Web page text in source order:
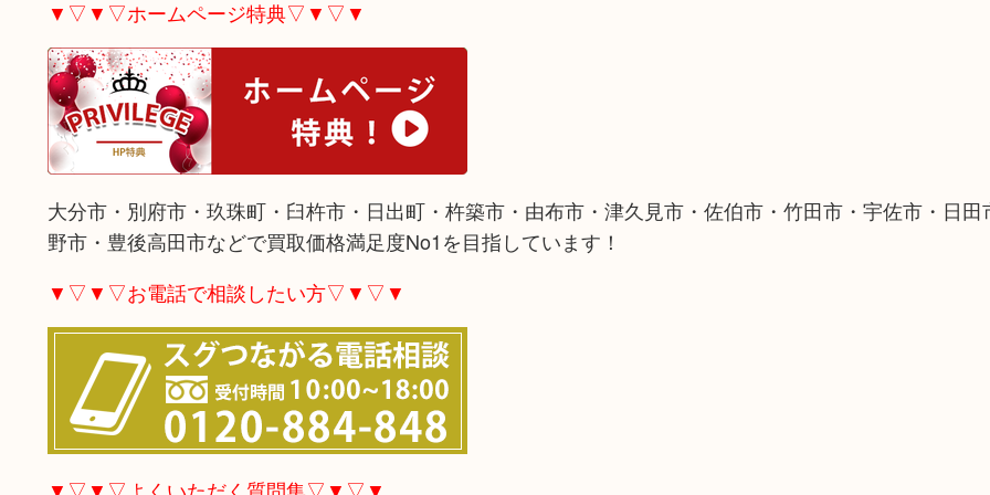
▼▽▼▽ホームページ特典▽▼▽▼
大分市・別府市・玖珠町・臼杵市・日出町・杵築市・由布市・津久見市・佐伯市・竹田市・宇佐市・日田
野市・豊後高田市などで買取価格満足度No1を目指しています！
▼▽▼▽お電話で相談したい方▽▼▽▼